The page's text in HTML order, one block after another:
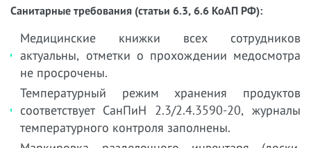
Санитарные требования (статьи 6.3, 6.6 КоАП РФ):
Медицинские книжки всех сотрудников
актуальны, отметки о прохождении медосмотра
не просрочены.
Температурный режим хранения продуктов
соответствует СанПиН 2.3/2.4.3590-20, журналы
температурного контроля заполнены.